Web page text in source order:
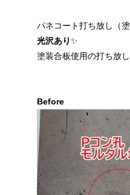
パネコート打ち放し（
光沢あり✨
塗装合板使用の打ち放